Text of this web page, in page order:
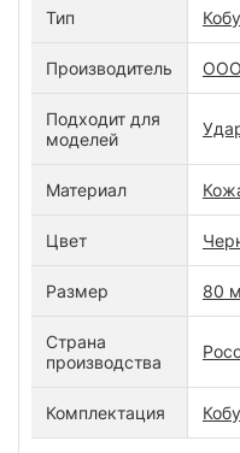
Тип
Производитель ООО
Подходит для
моделей
Материал
Цвет
Размер 80
Страна
производства
Комплектация